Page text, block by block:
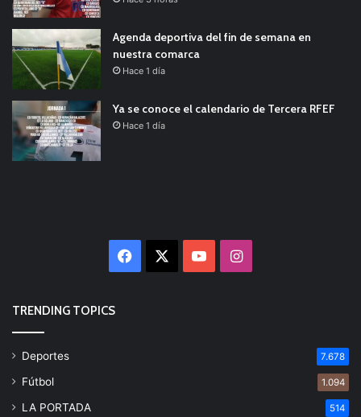
Agenda deportiva del fin de semana en
nuestra comarca
Hace 1 día
Ya se conoce el calendario de Tercera RFEF
Hace 1 día
Facebook YouTubeInstagram
TRENDING TOPICS
Deportes 7.678
Fútbol 1.094
LA PORTADA 514